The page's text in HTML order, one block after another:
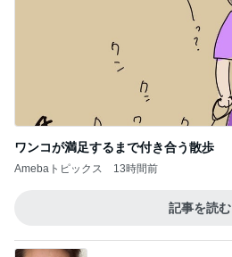
ワンコが満足するまで付き合う散歩
Amebaトピックス 13時間前
記事を読む